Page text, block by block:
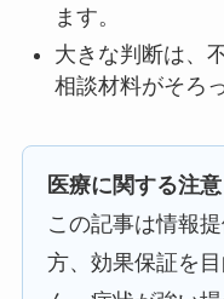
ます。
大きな判断は、
相談材料がそろ
医療に関する注意
この記事は情報
方、効果保証を